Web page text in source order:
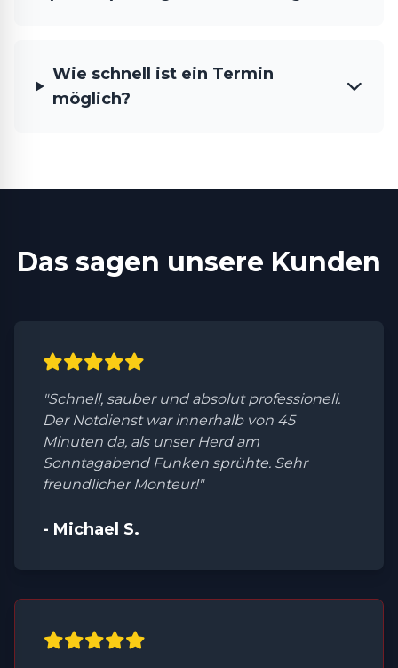
Wie schnell ist ein Termin
möglich?
Das sagen unsere Kunden
"Schnell, sauber und absolut professionell.
Der Notdienst war innerhalb von 45
Minuten da, als unser Herd am
Sonntagabend Funken sprühte. Sehr
freundlicher Monteur!"
- Michael S.